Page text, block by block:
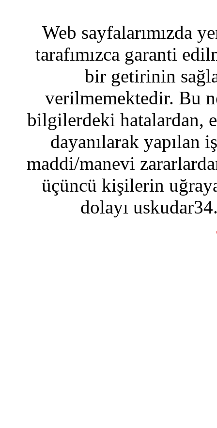
Web sayfalarımızda
tarafımızca garanti
bir getirinin
verilmemektedir. Bu
bilgilerdeki hatalardan,
dayanılarak yapılan
maddi/manevi
üçüncü kişilerin
dolayı